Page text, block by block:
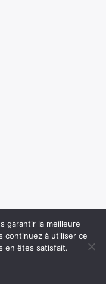
garantir la meilleure
continuez à utiliser ce
en êtes satisfait.